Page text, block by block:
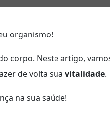
organismo!
corpo. Neste artigo,
de volta sua vitalidade.
na sua saúde!